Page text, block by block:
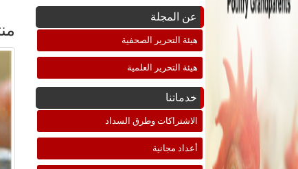
عن المجلة
هيئة التحرير الصحفية
هيئة التحرير العلمية
خدماتنا
الاشتراكات وطرق السداد
أعداد مجانية